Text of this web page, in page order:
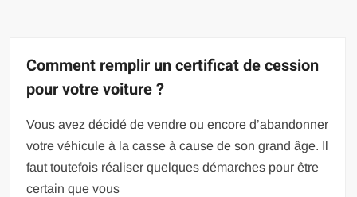
Comment remplir un certificat de cession
pour votre voiture ?
Vous avez décidé de vendre ou encore d’abandonner
votre véhicule à la casse à cause de son grand âge. Il
faut toutefois réaliser quelques démarches pour être
certain que vous